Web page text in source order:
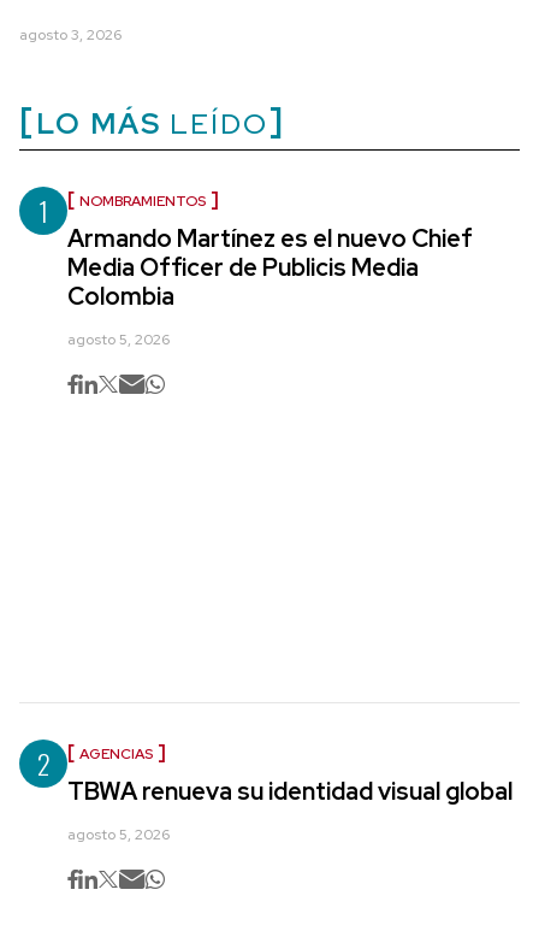
agosto 3, 2026
LO MÁS LEÍDO
1 NOMBRAMIENTOS
Armando Martínez es el nuevo Chief
Media Officer de Publicis Media
Colombia
agosto 5, 2026
2 AGENCIAS
TBWA renueva su identidad visual global
agosto 5, 2026